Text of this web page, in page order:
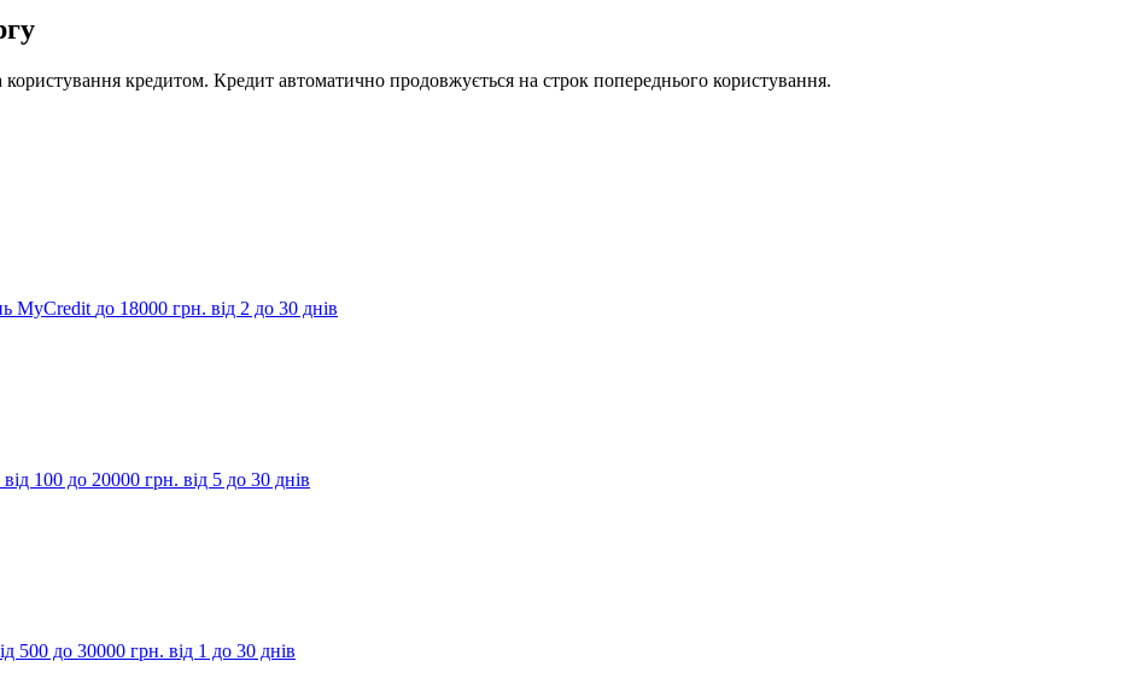
користування кредитом. Кредит автоматично продовжується на строк попереднього користування.
MyCredit до 18000 грн. від 2 до 30 днів
від 100 до 20000 грн. від 5 до 30 днів
500 до 30000 грн. від 1 до 30 днів